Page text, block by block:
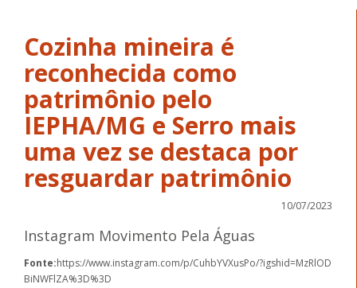
Cozinha mineira é
reconhecida como
patrimônio pelo
IEPHA/MG e Serro mais
uma vez se destaca por
resguardar patrimônio
10/07/2023
Instagram Movimento Pela Águas
Fonte:https://www.instagram.com/p/CuhbYVXusPo/?igshid=MzRlOD
BiNWFlZA%3D%3D